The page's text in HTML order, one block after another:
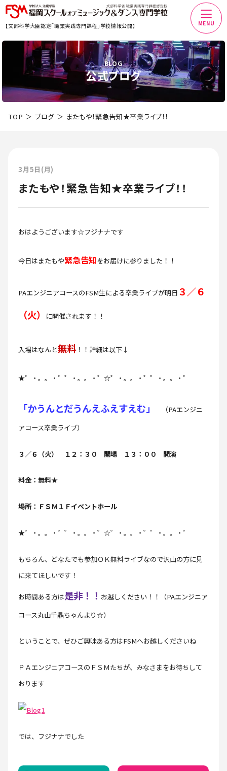
【文部科学大臣認定「職業実践専門課程」学校情報公開】 MENU
BLOG
公式ブログ
TOP ブログ またもや！緊急告知★卒業ライブ！！
3月5日(月)
またもや！緊急告知★卒業ライブ！！
おはようございます☆フジナナです
今日はまたもや緊急告知をお届けに参りました！！
PAエンジニアコースのFSM生による卒業ライブが明日 ３／６
（火）
に開催されます！！
入場はなんと無料！！詳細は以下↓
★゜・。。・゜゜・。。・゜☆゜・。。・゜゜・。。・゜
「かうんとだうんえふえすえむ」
（PAエンジニ
アコース卒業ライブ）
３／６（火） １２：３０ 開場 １３：００ 開演
料金：無料★
場所：ＦＳＭ１Ｆイベントホール
★゜・。。・゜゜・。。・゜☆゜・。。・゜゜・。。・゜
もちろん、どなたでも参加ＯＫ無料ライブなので沢山の方に見
に来てほしいです！
お時間ある方は是非！！ お越しください！！（PAエンジニア
コース丸山千晶ちゃんより☆）
ということで、ぜひご興味ある方はFSMへお越しくださいね
ＰＡエンジニアコースのＦＳＭたちが、みなさまをお待ちして
おります
では、フジナナでした